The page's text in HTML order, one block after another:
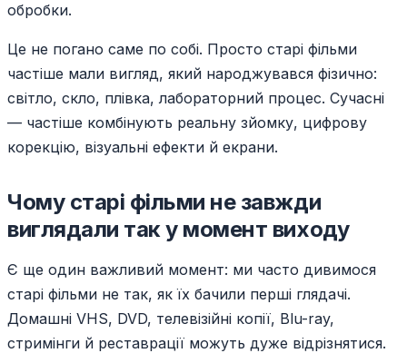
обробки.
Це не погано саме по собі. Просто старі фільми
частіше мали вигляд, який народжувався фізично:
світло, скло, плівка, лабораторний процес. Сучасні
— частіше комбінують реальну зйомку, цифрову
корекцію, візуальні ефекти й екрани.
Чому старі фільми не завжди
виглядали так у момент виходу
Є ще один важливий момент: ми часто дивимося
старі фільми не так, як їх бачили перші глядачі.
Домашні VHS, DVD, телевізійні копії, Blu-ray,
стримінги й реставрації можуть дуже відрізнятися.